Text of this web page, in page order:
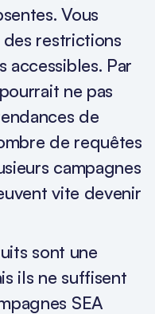
Vous
restrictions
accessibles. Par
ne pas
de
de requêtes
campagnes
vite devenir
sont une
ils ne suffisent
SEA